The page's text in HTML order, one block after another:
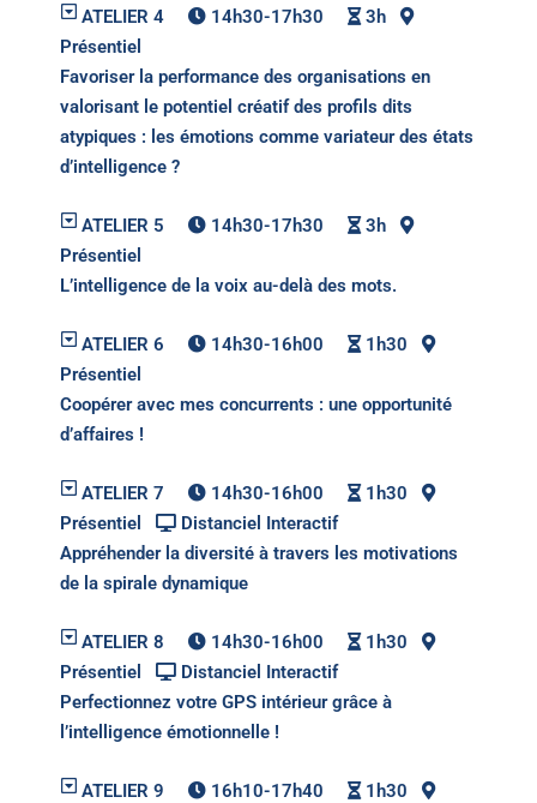
ATELIER 4 14h30-17h30
3h
Présentiel
Favoriser la performance des organisations en
valorisant le potentiel créatif des profils dits
atypiques : les émotions comme variateur des états
d’intelligence ?
ATELIER 5 14h30-17h30
3h
Présentiel
L’intelligence de la voix au-delà des mots.
ATELIER 6 14h30-16h00
1h30
Présentiel
Coopérer avec mes concurrents : une opportunité
d’affaires !
ATELIER 7 14h30-16h00
1h30
Présentiel
Distanciel Interactif
Appréhender la diversité à travers les motivations
de la spirale dynamique
ATELIER 8 14h30-16h00
1h30
Présentiel
Distanciel Interactif
Perfectionnez votre GPS intérieur grâce à
l’intelligence émotionnelle !
ATELIER 9 16h10-17h40
1h30